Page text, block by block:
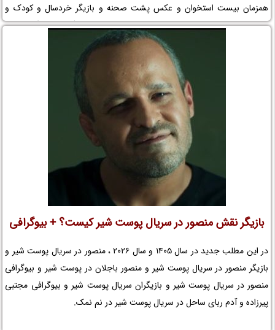
همزمان بیست استخوان و عکس پشت صحنه و بازیگر خردسال و کودک و
لوکیشن فیلم شکستن همزمان بیست استخوان و بیوگرافی بازیگران فیلم
سینمایی رونا ، مادر عظیم و کارگردان فیلم شکستن همزمان بیست استخوان و
مجموعه تلویزیونی شکستن همزمان بیست استخوان و حواشی فیلم رونا ، مادر
عظیم و افتخارات شکستن همزمان بیست استخوان و جوایز شکستن همزمان
بیست استخوان و عوامل ساخت فیلم رونا ، مادر عظیم را در نم نمک ببینید.
بازیگر نقش منصور در سریال پوست شیر کیست؟ + بیوگرافی
در این مطلب جدید در سال 1405 و سال 2026 ، منصور در سریال پوست شیر و
بازیگر منصور در سریال پوست شیر و منصور باجلان در پوست شیر و بیوگرافی
منصور در سریال پوست شیر و بازیگران سریال پوست شیر و بیوگرافی مجتبی
پیرزاده و آدم ربای ساحل در سریال پوست شیر در نم نمک.